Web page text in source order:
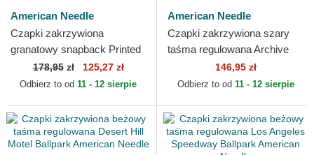
American Needle
Czapki zakrzywiona
granatowy snapback Printed
Cord American Needle
178,95zł 125,27 zł
Odbierz to od 11 - 12 sierpie
American Needle
Czapki zakrzywiona szary
taśma regulowana Archive
Portland Beavers MiLB
American Needle
146,95 zł
Odbierz to od 11 - 12 sierpie